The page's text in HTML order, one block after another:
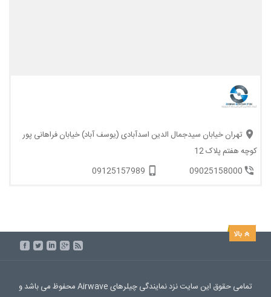
تهران خیابان سیدجمال الدین اسدآبادی (یوسف آباد) خیابان فراهانی پور
کوچه هفتم پلاک 12
09025158000
09125157989
تمامی حقوق این سایت نزد نمایندگی چیلرهای Airwave محفوظ می باشد و